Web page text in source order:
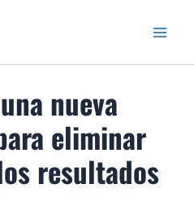
nueva
eliminar
resultados